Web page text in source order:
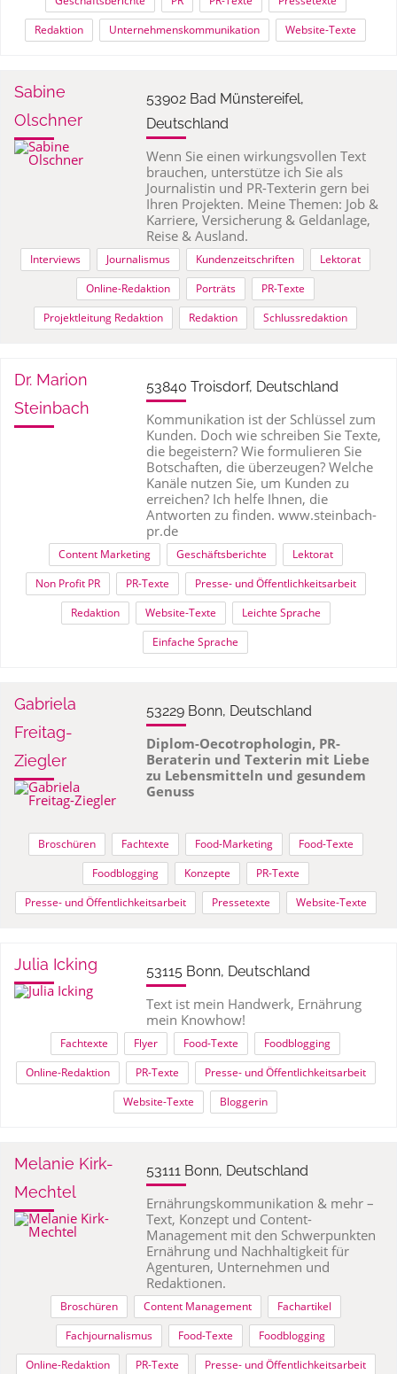
Redaktion
Unternehmenskommunikation Website-Texte
Sabine
Olschner
53902 Bad Münstereifel,
Deutschland
Wenn Sie einen wirkungsvollen Text
brauchen, unterstütze ich Sie als
Journalistin und PR-Texterin gern bei
Ihren Projekten. Meine Themen: Job &
Karriere, Versicherung & Geldanlage,
Reise & Ausland.
Interviews Journalismus Kundenzeitschriften
Lektorat
Online-Redaktion
Porträts
PR-Texte
Projektleitung Redaktion
Redaktion Schlussredaktion
Dr. Marion
Steinbach
53840 Troisdorf, Deutschland
Kommunikation ist der Schlüssel zum
Kunden. Doch wie schreiben Sie Texte,
die begeistern? Wie formulieren Sie
Botschaften, die überzeugen? Welche
Kanäle nutzen Sie, um Kunden zu
erreichen? Ich helfe Ihnen, die
Antworten zu finden. www.steinbach-
pr.de
Content Marketing Geschäftsberichte
Lektorat
Non Profit PR
PR-Texte
Presse- und Öffentlichkeitsarbeit
Redaktion
Website-Texte
Leichte Sprache
Einfache Sprache
Gabriela
Freitag-
Ziegler
53229 Bonn, Deutschland
Diplom-Oecotrophologin, PR-
Beraterin und Texterin mit Liebe
zu Lebensmitteln und gesundem
Genuss
Broschüren Fachtexte Food-Marketing
Food-Texte
Foodblogging
Konzepte
PR-Texte
Presse- und Öffentlichkeitsarbeit
Pressetexte Website-Texte
Julia Icking 53115 Bonn, Deutschland
Text ist mein Handwerk, Ernährung
mein Knowhow!
Fachtexte Flyer Food-Texte
Foodblogging
Online-Redaktion
PR-Texte
Presse- und Öffentlichkeitsarbeit
Website-Texte
Bloggerin
Melanie Kirk-
Mechtel
53111 Bonn, Deutschland
Ernährungskommunikation & mehr –
Text, Konzept und Content-
Management mit den Schwerpunkten
Ernährung und Nachhaltigkeit für
Agenturen, Unternehmen und
Redaktionen.
Broschüren Content Management
Fachartikel
Fachjournalismus
Food-Texte
Foodblogging
Online-Redaktion
PR-Texte
Presse- und Öffentlichkeitsarbeit